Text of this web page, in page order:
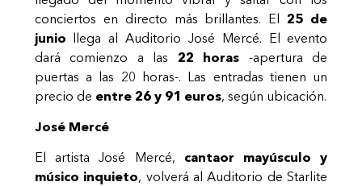
conciertos en directo más brillantes. El25 de
junio llega al Auditorio José Mercé. El evento
dará comienzo a las 22 horas -apertura de
puertas a las 20 horas-. Las entradas tienen un
precio de entre 26 y 91 euros, según ubicación.
José Mercé
El artista José Mercé, cantaor mayúsculo y
músico inquieto, volverá al Auditorio de Starlite